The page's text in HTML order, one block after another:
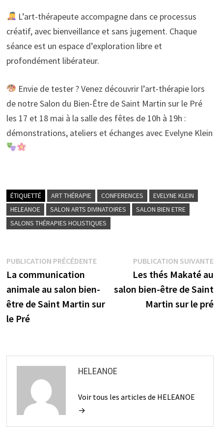
L’art-thérapeute accompagne dans ce processus
créatif, avec bienveillance et sans jugement. Chaque
séance est un espace d’exploration libre et
profondément libérateur.
Envie de tester ? Venez découvrir l’art-thérapie lors
de notre Salon du Bien-Être de Saint Martin sur le Pré
les 17 et 18 mai à la salle des fêtes de 10h à 19h :
démonstrations, ateliers et échanges avec Evelyne Klein
ÉTIQUETTÉ ART THÉRAPIE CONFERENCES
EVELYNE KLEIN
HELEANOE
SALON ARTS DIVINATOIRES
SALON BIEN ETRE
SALONS THÉRAPIES HOLISTIQUES
Navigation
de
l’article
PUBLICATION PRÉCÉDENTEPublication
précédente :
La communication
animale au salon bien-
être de Saint Martin sur
le Pré
PUBLICATION SUIVANTE
Les thés Makaté au
salon bien-être de Saint
Martin sur le pré
HELEANOE
Voir tous les articles de HELEANOE
→